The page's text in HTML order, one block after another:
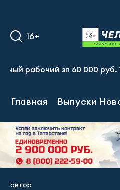
16+
зп 60 000 руб. Тел.:8-
Главная Выпуски
автор